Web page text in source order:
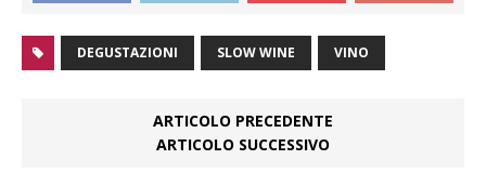
DEGUSTAZIONI SLOW WINE VINO
ARTICOLO PRECEDENTE
ARTICOLO SUCCESSIVO